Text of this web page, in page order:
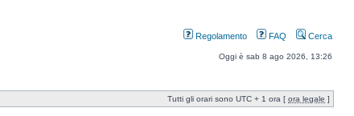
Regolamento FAQ Cerca
Oggi è sab 8 ago 2026, 13:26
Tutti gli orari sono UTC + 1 ora [ ora legale ]